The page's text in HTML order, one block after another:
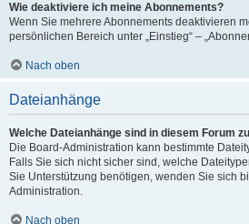
Wie deaktiviere ich meine Abonnements?
Wenn Sie mehrere Abonnements deaktivieren
persönlichen Bereich unter „Einstieg“ –
Nach oben
Dateianhänge
Welche Dateianhänge sind in diesem Forum
Die Board-Administration kann bestimmte
Falls Sie sich nicht sicher sind, welche
Sie Unterstützung benötigen, wenden Sie sich
Administration.
Nach oben